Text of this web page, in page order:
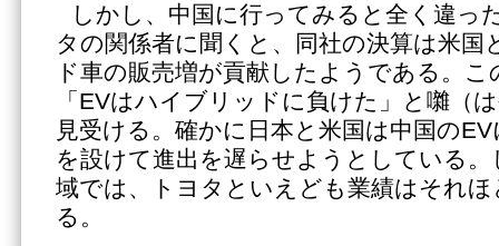
しかし、中国に行ってみると全く違っ
タの関係者に聞くと、同社の決算は米国
ド車の販売増が貢献したようである。
「EVはハイブリッドに負けた」と囃（
見受ける。確かに日本と米国は中国の
を設けて進出を遅らせようとしている
域では、トヨタといえども業績はそれ
る。